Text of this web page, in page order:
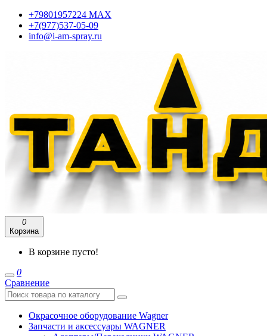
+79801957224 МАХ
+7(977)537-05-09
info@i-am-spray.ru
0
Корзина
В корзине пусто!
0
Сравнение
Окрасочное оборудование Wagner
Запчасти и аксессуары WAGNER